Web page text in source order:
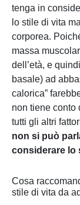
tenga in
lo stile di vita
corporea.
massa
dell’età, e
basale) ad
calorica”
non tiene conto
tutti gli altri
non si può
considerare lo
Cosa
stile di vita da